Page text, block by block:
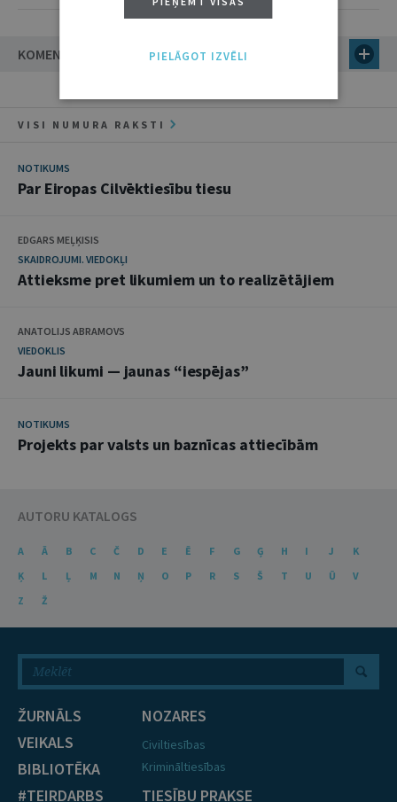
KOMENTĀRI
VISI NUMURA RAKSTI
NOTIKUMS
Par Eiropas Cilvēktiesību tiesu
EDGARS MEĻĶISIS
SKAIDROJUMI. VIEDOKĻI
Attieksme pret likumiem un to realizētājiem
ANATOLIJS ABRAMOVS
VIEDOKLIS
Jauni likumi — jaunas “iespējas”
NOTIKUMS
Projekts par valsts un baznīcas attiecībām
AUTORU KATALOGS
A Ā B C Č D E Ē F G Ģ H I J
K
Ķ
L Ļ M N Ņ O P R S Š T U Ū
V
Z
Ž
ŽURNĀLS
VEIKALS
BIBLIOTĒKA
#TEIRDARBS
NOZARES
Civiltiesības
Krimināltiesības
TIESĪBU PRAKSE
PIELĀGOT IZVĒLI